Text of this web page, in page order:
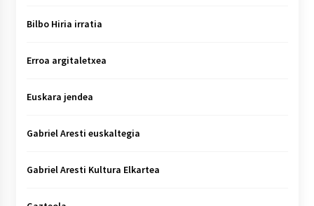
Bilbo Hiria irratia
Erroa argitaletxea
Euskara jendea
Gabriel Aresti euskaltegia
Gabriel Aresti Kultura Elkartea